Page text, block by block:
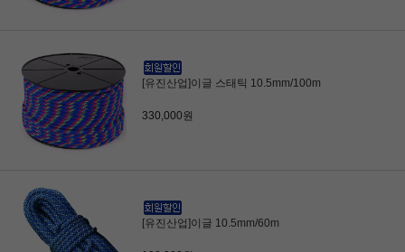
[유진산업]이글 스태틱 10.5mm/100m
330,000원
[유진산업]이글 10.5mm/60m